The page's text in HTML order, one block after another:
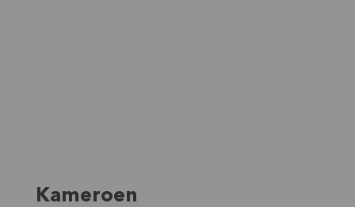
Kameroen